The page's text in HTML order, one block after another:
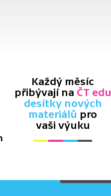
Každý měsíc
přibývají na ČT edu
desítky nových
materiálů pro
vaši výuku